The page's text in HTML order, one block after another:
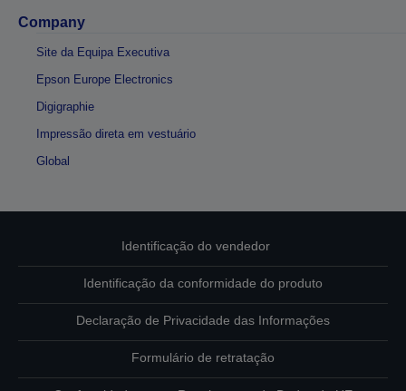
Company
Site da Equipa Executiva
Epson Europe Electronics
Digigraphie
Impressão direta em vestuário
Global
Identificação do vendedor
Identificação da conformidade do produto
Declaração de Privacidade das Informações
Formulário de retratação